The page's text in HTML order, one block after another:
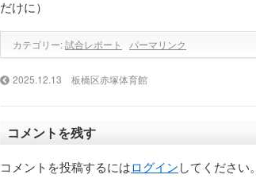
だけに）
カテゴリー:試合レポート パーマリンク
2025.12.13 板橋区赤塚体育館
コメントを残す
コメントを投稿するにはログイン してください。